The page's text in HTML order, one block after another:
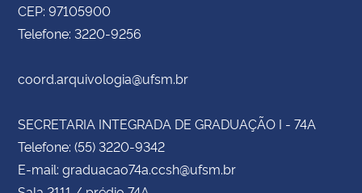
CEP: 97105900
Telefone: 3220-9256
coord.arquivologia@ufsm.br
SECRETARIA INTEGRADA DE GRADUAÇÃO I - 74A
Telefone: (55) 3220-9342
E-mail: graduacao74a.ccsh@ufsm.br